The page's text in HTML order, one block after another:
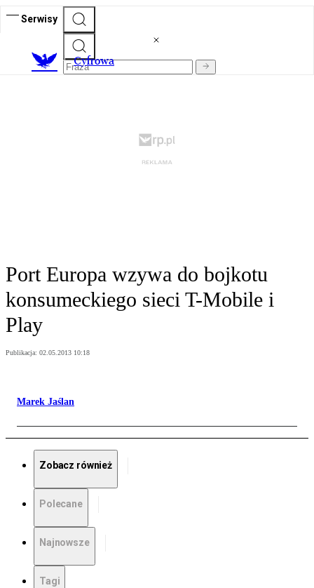
Serwisy
Cyfrowa
Port Europa wzywa do bojkotu
konsumeckiego sieci T-Mobile i
Play
Publikacja: 02.05.2013 10:18
Marek Jaślan
Zobacz również
Polecane
Najnowsze
Tagi